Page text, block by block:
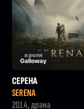
в роли
Galloway
СЕРЕНА
SERENA
2014, драма